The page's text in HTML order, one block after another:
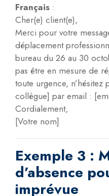
Français :
Cher(e) client(e),
Merci pour votre
déplacement
bureau du 26 au 30
pas être en mesure de
toute urgence,
collègue] par email :
Cordialement,
[Votre nom]
Exemple 3 :
d’absence
imprévue